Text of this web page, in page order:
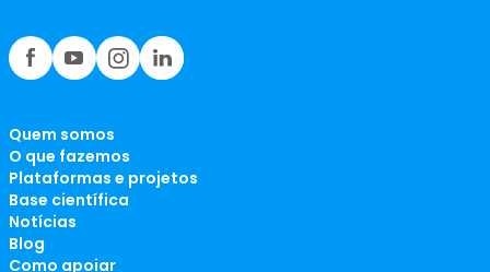
Quem somos
O que fazemos
Plataformas e projetos
Base científica
Notícias
Blog
Como apoiar